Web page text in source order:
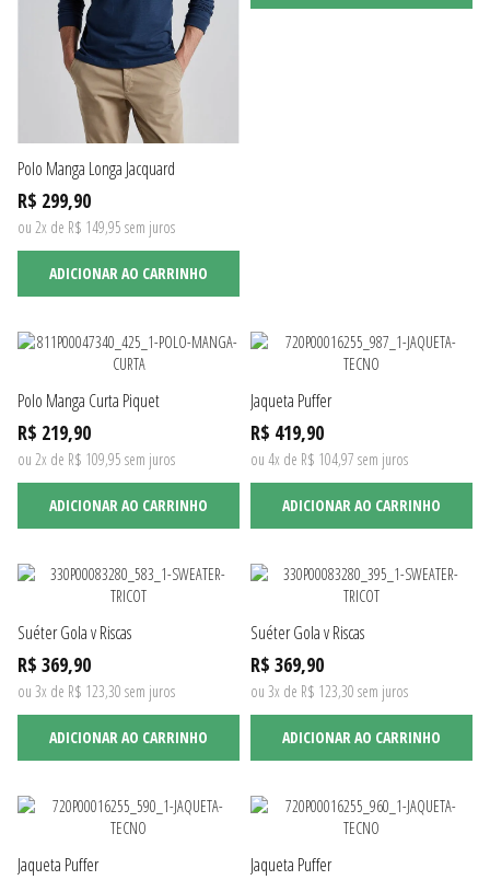
Polo Manga Longa Jacquard
R$ 299,90
ou 2x de R$ 149,95 sem juros
ADICIONAR AO CARRINHO
Polo Manga Curta Piquet
R$ 219,90
ou 2x de R$ 109,95 sem juros
ADICIONAR AO CARRINHO
Jaqueta Puffer
R$ 419,90
ou 4x de R$ 104,97 sem juros
ADICIONAR AO CARRINHO
Suéter Gola v Riscas
R$ 369,90
ou 3x de R$ 123,30 sem juros
ADICIONAR AO CARRINHO
Suéter Gola v Riscas
R$ 369,90
ou 3x de R$ 123,30 sem juros
ADICIONAR AO CARRINHO
Jaqueta Puffer Jaqueta Puffer